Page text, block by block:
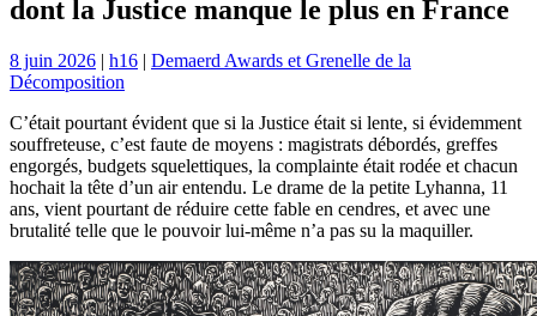
dont la Justice manque le plus en France
8 juin 2026 | h16 | Demaerd Awards et Grenelle de la
Décomposition
C’était pourtant évident que si la Justice était si lente, si évidemment
souffreteuse, c’est faute de moyens : magistrats débordés, greffes
engorgés, budgets squelettiques, la complainte était rodée et chacun
hochait la tête d’un air entendu. Le drame de la petite Lyhanna, 11
ans, vient pourtant de réduire cette fable en cendres, et avec une
brutalité telle que le pouvoir lui-même n’a pas su la maquiller.